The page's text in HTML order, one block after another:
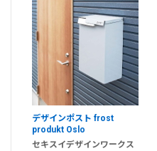
デザインポスト frost
produkt Oslo
セキスイデザインワークス